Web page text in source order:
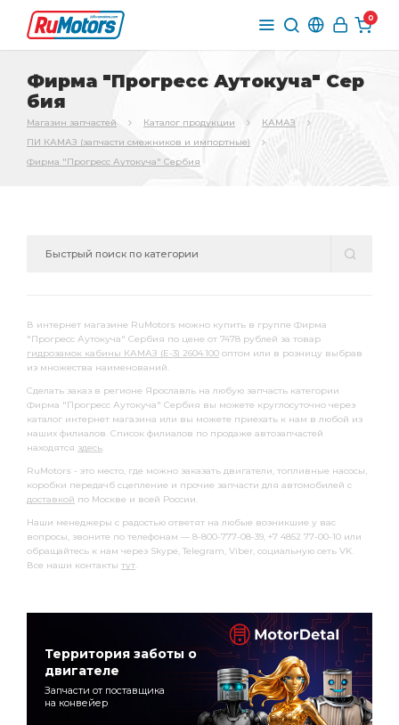
0
Фирма "Прогресс Аутокуча" Сер
бия
Магазин запчастей Каталог продукции
КАМАЗ
ПИ КАМАЗ (запчасти смежников и импортные)
Фирма "Прогресс Аутокуча" Сербия
В интернет магазине RuMotors можно купить в группе Фирма
"Прогресс Аутокуча" Сербия по цене от 7478 рублей за товар
гидрозамок кабины КАМАЗ (Е-3) 2604.100 оптом или в розницу выбрав
из множества наименований.
Сделать заказ в регионе Ярославль на любую запчасть категории
Фирма "Прогресс Аутокуча" Сербия вы можете круглосуточно через
каталог интернет магазина или вы можете приехать к нам в любой из
наших филиалов. Список филиалов по продаже автозапчастей
находятся здесь.
RuMotors - это место, где можно заказать двигатели, топливные насосы,
коробки передачб сцепление и прочие запчасти для автомобилей с
доставкой по Москве и всей России.
Наши менеджеры с радостью ответят на любые возникшие у вас
вопросы, звоните по телефонам — 8-800-777-08-39, +7 4852 77-00-10 или
обращайтесь к нам через Skype, Telegram, Viber, социальную сеть VK.
Все наши контакты тут.
Территория заботы о
двигателе
Запчасти от поставщика
на конвейер